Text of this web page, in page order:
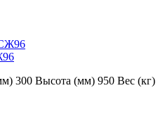
300 Высота (мм) 950 Вес (кг)